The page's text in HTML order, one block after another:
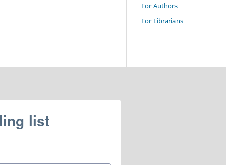
For Authors
For Librarians